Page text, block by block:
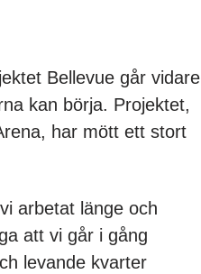
Bellevue går vidare
kan börja. Projektet,
har mött ett stort
arbetat länge och
att vi går i gång
levande kvarter